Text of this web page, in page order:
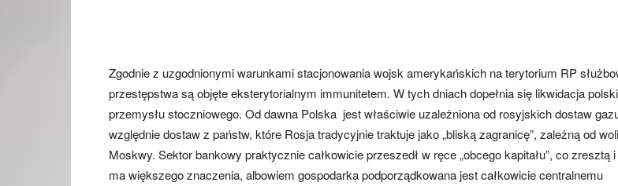
Zgodnie z uzgodnionymi warunkami stacjonowania wojsk amerykańskich na terytorium RP
przestępstwa są objęte eksterytorialnym immunitetem. W tych dniach dopełnia się likwidacja
przemysłu stoczniowego. Od dawna Polska jest właściwie uzależniona od rosyjskich dostaw
względnie dostaw z państw, które Rosja tradycyjnie traktuje jako „bliską zagranicę”, zależną od woli
Moskwy. Sektor bankowy praktycznie całkowicie przeszedł w ręce „obcego kapitału”, co zresztą
ma większego znaczenia, albowiem gospodarka podporządkowana jest całkowicie centralnemu